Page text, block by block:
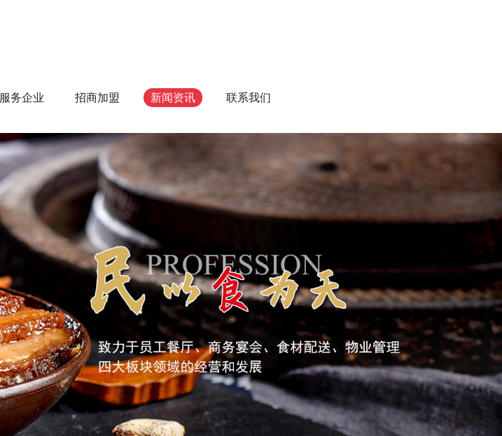
服务企业 招商加盟 新闻资讯 联系我们